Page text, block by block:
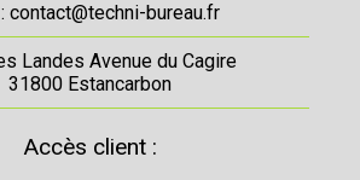
contact@techni-bureau.fr
Landes Avenue du Cagire
31800 Estancarbon
Accès client :